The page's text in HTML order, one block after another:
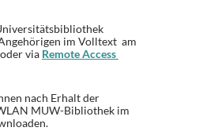
im Volltext am
via Remote Access
nach Erhalt der
MUW-Bibliothek im